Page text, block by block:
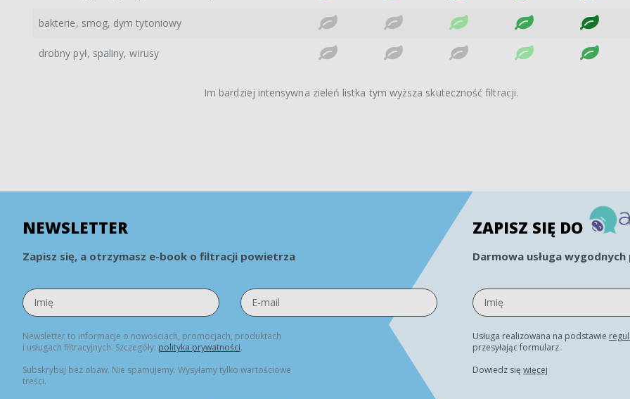
bakterie, smog, dym tytoniowy
drobny pył, spaliny, wirusy
Im bardziej intensywna zieleń listka tym wyższa skuteczność filtracji.
NEWSLETTER
Zapisz się, a otrzymasz e-book o filtracji powietrza
Newsletter to informacje o nowościach, promocjach, produktach
i usługach filtracyjnych. Szczegóły: polityka prywatności.
Subskrybuj bez obaw. Nie spamujemy. Wysyłamy tylko wartościowe
treści.
ZAPISZ SIĘ DO
Darmowa usługa
Usługa realizowana na podstawie
przesyłając formularz.
Dowiedz się więcej